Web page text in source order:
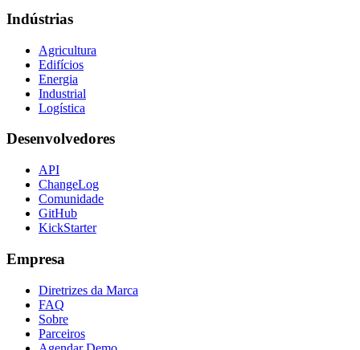
Indústrias
Agricultura
Edifícios
Energia
Industrial
Logística
Desenvolvedores
API
ChangeLog
Comunidade
GitHub
KickStarter
Empresa
Diretrizes da Marca
FAQ
Sobre
Parceiros